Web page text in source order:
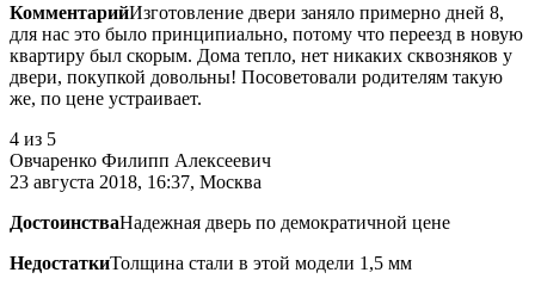
КомментарийИзготовление двери заняло примерно дней 8,
для нас это было принципиально, потому что переезд в новую
квартиру был скорым. Дома тепло, нет никаких сквозняков у
двери, покупкой довольны! Посоветовали родителям такую
же, по цене устраивает.
4 из 5
Овчаренко Филипп Алексеевич
23 августа 2018, 16:37, Москва
ДостоинстваНадежная дверь по демократичной цене
НедостаткиТолщина стали в этой модели 1,5 мм